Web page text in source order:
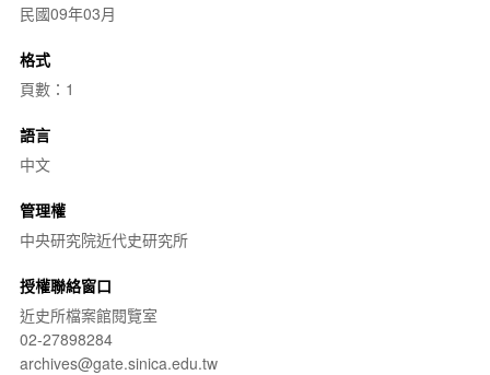
民國09年03月
格式
頁數：1
語言
中文
管理權
中央研究院近代史研究所
授權聯絡窗口
近史所檔案館閱覽室
02-27898284
archives@gate.sinica.edu.tw